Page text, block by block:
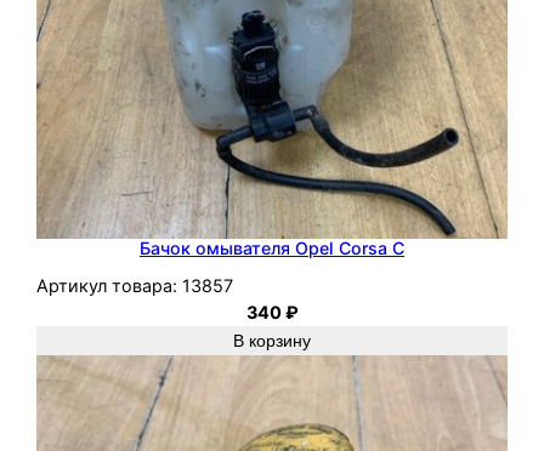
Бачок омывателя Opel Corsa C
Артикул товара: 13857
340₽
В корзину